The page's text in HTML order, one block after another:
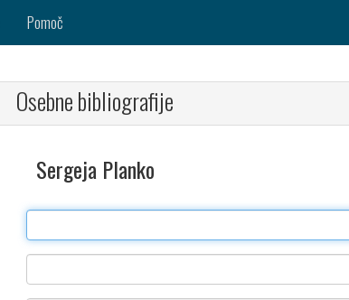
Pomoč
Osebne bibliografije
Sergeja Planko